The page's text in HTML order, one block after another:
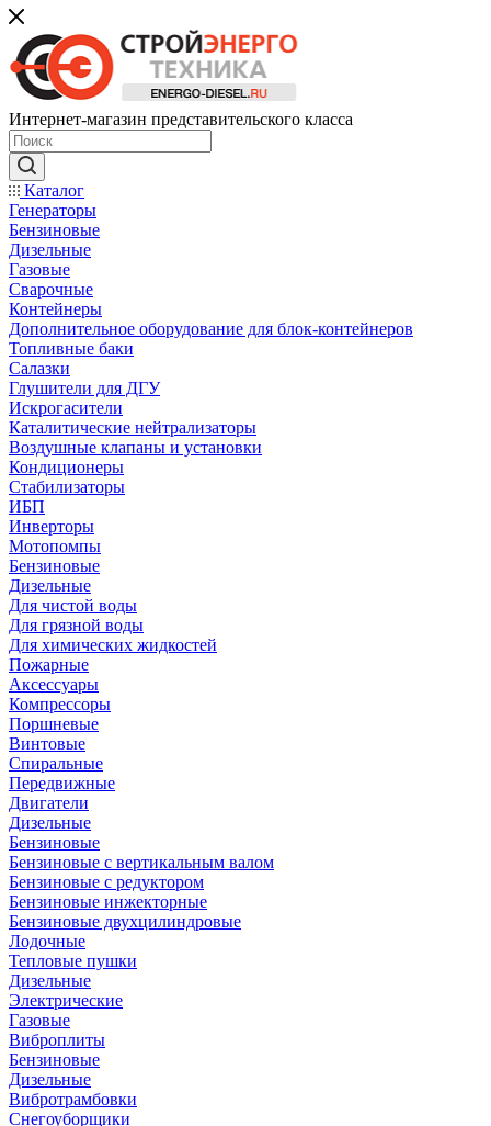
Интернет-магазин представительского класса
Каталог
Генераторы
Бензиновые
Дизельные
Газовые
Сварочные
Контейнеры
Дополнительное оборудование для блок-контейнеров
Топливные баки
Салазки
Глушители для ДГУ
Искрогасители
Каталитические нейтрализаторы
Воздушные клапаны и установки
Кондиционеры
Стабилизаторы
ИБП
Инверторы
Мотопомпы
Бензиновые
Дизельные
Для чистой воды
Для грязной воды
Для химических жидкостей
Пожарные
Аксессуары
Компрессоры
Поршневые
Винтовые
Спиральные
Передвижные
Двигатели
Дизельные
Бензиновые
Бензиновые с вертикальным валом
Бензиновые с редуктором
Бензиновые инжекторные
Бензиновые двухцилиндровые
Лодочные
Тепловые пушки
Дизельные
Электрические
Газовые
Виброплиты
Бензиновые
Дизельные
Вибротрамбовки
Снегоуборщики